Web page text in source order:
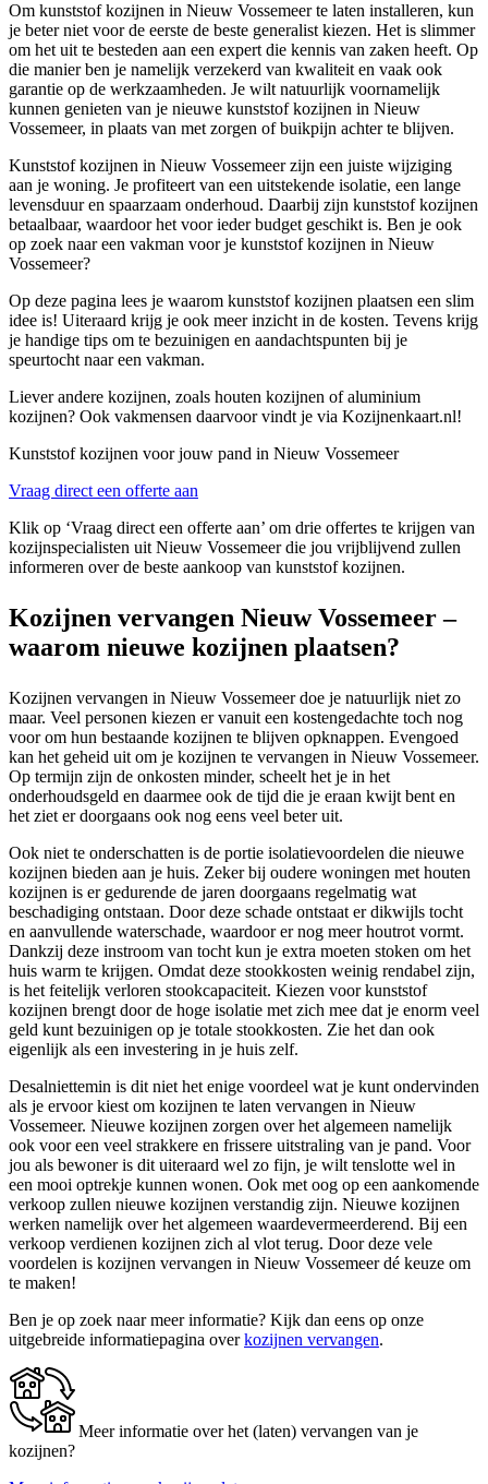
Om kunststof kozijnen in Nieuw Vossemeer te laten installeren, kun
je beter niet voor de eerste de beste generalist kiezen. Het is slimmer
om het uit te besteden aan een expert die kennis van zaken heeft. Op
die manier ben je namelijk verzekerd van kwaliteit en vaak ook
garantie op de werkzaamheden. Je wilt natuurlijk voornamelijk
kunnen genieten van je nieuwe kunststof kozijnen in Nieuw
Vossemeer, in plaats van met zorgen of buikpijn achter te blijven.
Kunststof kozijnen in Nieuw Vossemeer zijn een juiste wijziging
aan je woning. Je profiteert van een uitstekende isolatie, een lange
levensduur en spaarzaam onderhoud. Daarbij zijn kunststof kozijnen
betaalbaar, waardoor het voor ieder budget geschikt is. Ben je ook
op zoek naar een vakman voor je kunststof kozijnen in Nieuw
Vossemeer?
Op deze pagina lees je waarom kunststof kozijnen plaatsen een slim
idee is! Uiteraard krijg je ook meer inzicht in de kosten. Tevens krijg
je handige tips om te bezuinigen en aandachtspunten bij je
speurtocht naar een vakman.
Liever andere kozijnen, zoals houten kozijnen of aluminium
kozijnen? Ook vakmensen daarvoor vindt je via Kozijnenkaart.nl!
Kunststof kozijnen voor jouw pand in Nieuw Vossemeer
Vraag direct een offerte aan
Klik op ‘Vraag direct een offerte aan’ om drie offertes te krijgen van
kozijnspecialisten uit Nieuw Vossemeer die jou vrijblijvend zullen
informeren over de beste aankoop van kunststof kozijnen.
Kozijnen vervangen Nieuw Vossemeer –
waarom nieuwe kozijnen plaatsen?
Kozijnen vervangen in Nieuw Vossemeer doe je natuurlijk niet zo
maar. Veel personen kiezen er vanuit een kostengedachte toch nog
voor om hun bestaande kozijnen te blijven opknappen. Evengoed
kan het geheid uit om je kozijnen te vervangen in Nieuw Vossemeer.
Op termijn zijn de onkosten minder, scheelt het je in het
onderhoudsgeld en daarmee ook de tijd die je eraan kwijt bent en
het ziet er doorgaans ook nog eens veel beter uit.
Ook niet te onderschatten is de portie isolatievoordelen die nieuwe
kozijnen bieden aan je huis. Zeker bij oudere woningen met houten
kozijnen is er gedurende de jaren doorgaans regelmatig wat
beschadiging ontstaan. Door deze schade ontstaat er dikwijls tocht
en aanvullende waterschade, waardoor er nog meer houtrot vormt.
Dankzij deze instroom van tocht kun je extra moeten stoken om het
huis warm te krijgen. Omdat deze stookkosten weinig rendabel zijn,
is het feitelijk verloren stookcapaciteit. Kiezen voor kunststof
kozijnen brengt door de hoge isolatie met zich mee dat je enorm veel
geld kunt bezuinigen op je totale stookkosten. Zie het dan ook
eigenlijk als een investering in je huis zelf.
Desalniettemin is dit niet het enige voordeel wat je kunt ondervinden
als je ervoor kiest om kozijnen te laten vervangen in Nieuw
Vossemeer. Nieuwe kozijnen zorgen over het algemeen namelijk
ook voor een veel strakkere en frissere uitstraling van je pand. Voor
jou als bewoner is dit uiteraard wel zo fijn, je wilt tenslotte wel in
een mooi optrekje kunnen wonen. Ook met oog op een aankomende
verkoop zullen nieuwe kozijnen verstandig zijn. Nieuwe kozijnen
werken namelijk over het algemeen waardevermeerderend. Bij een
verkoop verdienen kozijnen zich al vlot terug. Door deze vele
voordelen is kozijnen vervangen in Nieuw Vossemeer dé keuze om
te maken!
Ben je op zoek naar meer informatie? Kijk dan eens op onze
uitgebreide informatiepagina overkozijnen vervangen.
Meer informatie over het (laten) vervangen van je
kozijnen?